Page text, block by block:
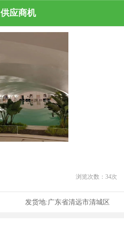
供应商机
浏览次数： 34次
发货地:广东省清远市清城区